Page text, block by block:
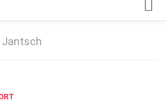
Dresden / Ostsachsen
Jantsch